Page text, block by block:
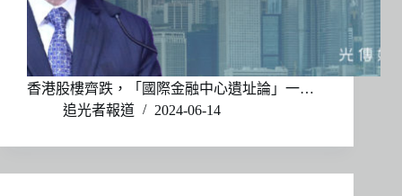
香港股樓齊跌，「國際金融中心遺址論」一…
追光者報道
2024-06-14